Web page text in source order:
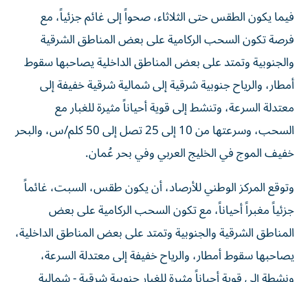
فيما يكون الطقس حتى الثلاثاء، صحواً إلى غائم جزئياً، مع
فرصة تكون السحب الركامية على بعض المناطق الشرقية
والجنوبية وتمتد على بعض المناطق الداخلية يصاحبها سقوط
أمطار، والرياح جنوبية شرقية إلى شمالية شرقية خفيفة إلى
معتدلة السرعة، وتنشط إلى قوية أحياناً مثيرة للغبار مع
السحب، وسرعتها من 10 إلى 25 تصل إلى 50 كلم/س، والبحر
خفيف الموج في الخليج العربي وفي بحر عُمان.
وتوقع المركز الوطني للأرصاد، أن يكون طقس، السبت، غائماً
جزئياً مغبراً أحياناً، مع تكون السحب الركامية على بعض
المناطق الشرقية والجنوبية وتمتد على بعض المناطق الداخلية،
يصاحبها سقوط أمطار، والرياح خفيفة إلى معتدلة السرعة،